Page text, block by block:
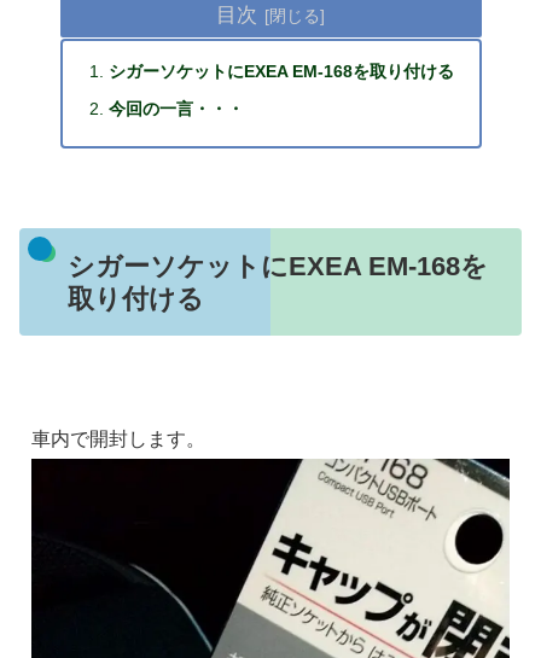
目次
シガーソケットにEXEA EM-168を取り付ける
今回の一言・・・
シガーソケットにEXEA EM-168を
取り付ける
車内で開封します。